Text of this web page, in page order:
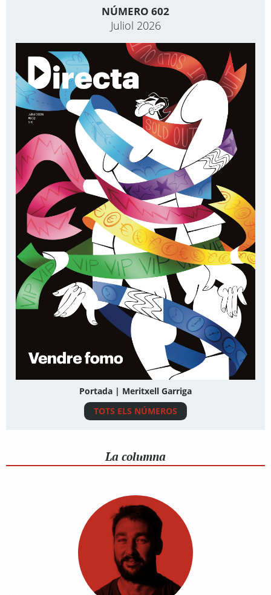
NÚMERO 602
Juliol 2026
Portada | Meritxell Garriga
TOTS ELS NÚMEROS
La columna